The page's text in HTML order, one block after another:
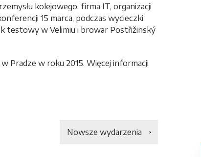
kolejowego, firma IT, organizacji
15 marca, podczas wycieczki
testowy w Velimiu i browar Postřižinský
Pradze w roku 2015. Więcej informacji
Nowsze wydarzenia